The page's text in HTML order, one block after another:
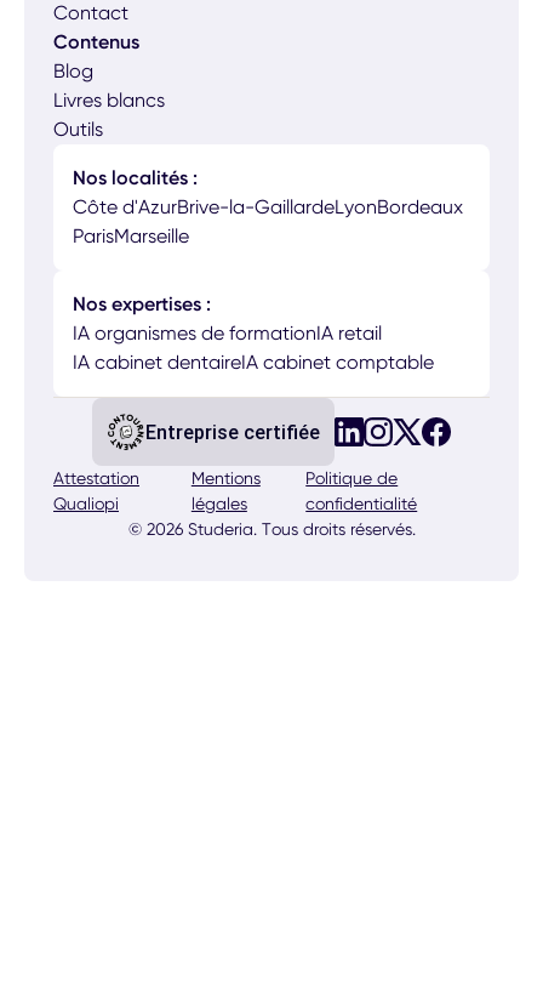
Contact
Contenus
Blog
Livres blancs
Outils
Nos localités :
Côte d'AzurBrive-la-GaillardeLyonBordeaux
ParisMarseille
Nos expertises :
IA organismes de formationIA retail
IA cabinet dentaireIA cabinet comptable
© 2026 Studeria. Tous droits réservés.
Attestation
Qualiopi
Mentions
légales
Politique de
confidentialité
Entreprise certifiée